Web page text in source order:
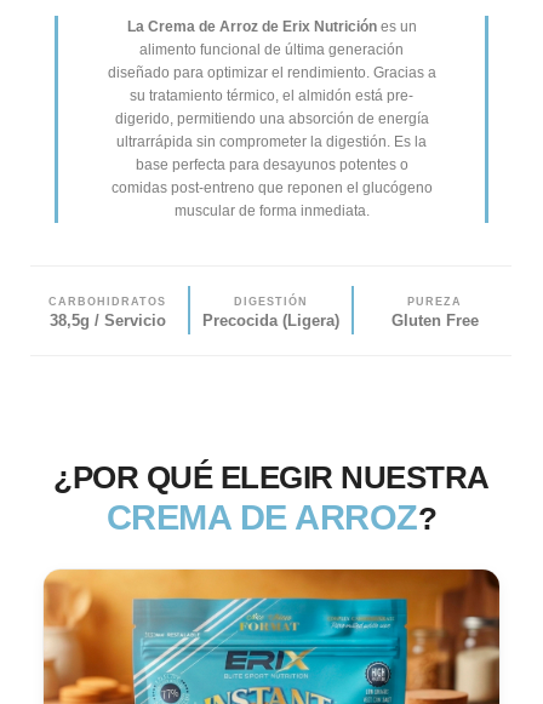
La Crema de Arroz de Erix Nutriciónes un
alimento funcional de última generación
diseñado para optimizar el rendimiento. Gracias a
su tratamiento térmico, el almidón está pre-
digerido, permitiendo una absorción de energía
ultrarrápida sin comprometer la digestión. Es la
base perfecta para desayunos potentes o
comidas post-entreno que reponen el glucógeno
muscular de forma inmediata.
CARBOHIDRATOS
38,5g / Servicio
DIGESTIÓN
Precocida (Ligera)
PUREZA
Gluten Free
¿POR QUÉ ELEGIR NUESTRA
CREMA DE ARROZ?